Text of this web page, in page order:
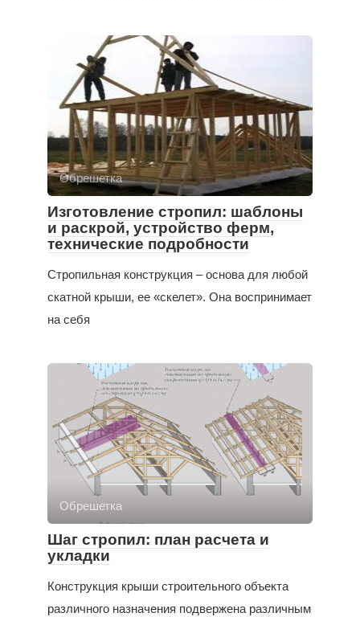
Обрешетка
Изготовление стропил: шаблоны
и раскрой, устройство ферм,
технические подробности
Стропильная конструкция – основа для любой
скатной крыши, ее «скелет». Она воспринимает
на себя
Обрешетка
Шаг стропил: план расчета и
укладки
Конструкция крыши строительного объекта
различного назначения подвержена различным